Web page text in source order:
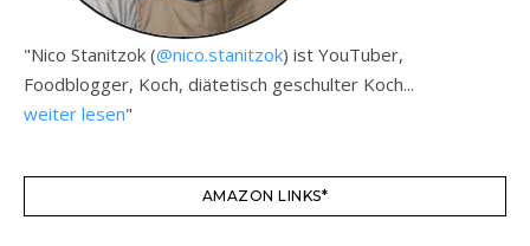
"Nico Stanitzok (@nico.stanitzok) ist YouTuber,
Foodblogger, Koch, diätetisch geschulter Koch...
weiter lesen"
AMAZON LINKS*